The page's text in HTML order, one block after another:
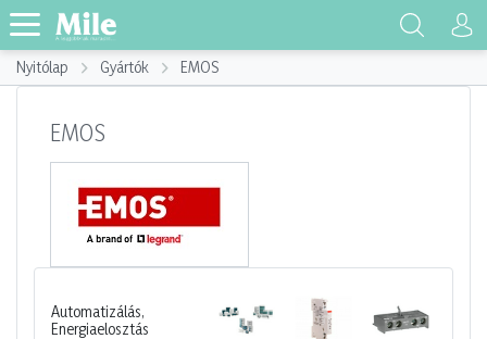
Nyitólap Gyártók EMOS
EMOS
Automatizálás,
Energiaelosztás